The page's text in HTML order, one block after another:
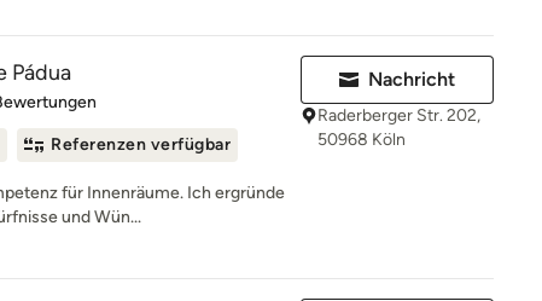
Pádua
4.8 von 5 Sternen
Referenzen verfügbar
für Innenräume. Ich ergründe
und Wün...
Nachricht
Raderberger Str. 202,
50968 Köln